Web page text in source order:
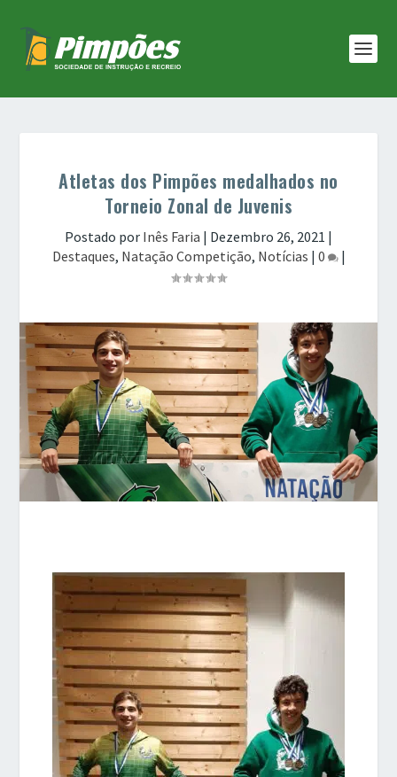
Atletas dos Pimpões medalhados no
Torneio Zonal de Juvenis
Postado por Inês Faria | Dezembro 26, 2021 |
Destaques, Natação Competição, Notícias | 0 |